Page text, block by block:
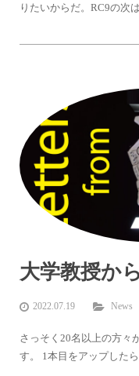
りたいからだ。RC9の次
大学教授か
2022.07.19 News
さっそく20名以上の方々
す。 1本目をアップした